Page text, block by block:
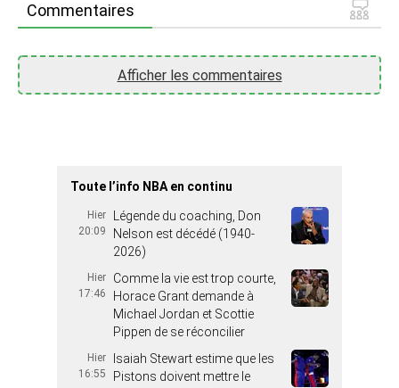
Commentaires
Afficher les commentaires
Toute l’info NBA en continu
Hier
20:09
Légende du coaching, Don
Nelson est décédé (1940-
2026)
Hier
17:46
Comme la vie est trop courte,
Horace Grant demande à
Michael Jordan et Scottie
Pippen de se réconcilier
Hier
16:55
Isaiah Stewart estime que les
Pistons doivent mettre le